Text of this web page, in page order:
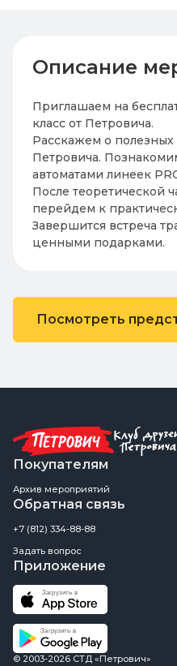
Описание
Приглашаем на
класс от Петровича.
Расскажем о
Петровича.
автоматами линеек
После теоретической
перейдем к
Завершится встреча
ценными подарками.
Посмотреть
© 2003-2026 СТД «Петрович»
Покупателям
Архив мероприятий
Обратная связь
+7 (812) 334-88-88
Задать вопрос
Приложение